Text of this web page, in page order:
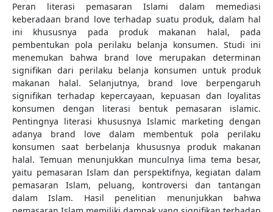
Peran literasi pemasaran Islami dalam memediasi
keberadaan brand love terhadap suatu produk, dalam hal
ini khususnya pada produk makanan halal, pada
pembentukan pola perilaku belanja konsumen. Studi ini
menemukan bahwa brand love merupakan determinan
signifikan dari perilaku belanja konsumen untuk produk
makanan halal. Selanjutnya, brand love berpengaruh
signifikan terhadap kepercayaan, kepuasan dan loyalitas
konsumen dengan literasi bentuk pemasaran islamic.
Pentingnya literasi khususnya Islamic marketing dengan
adanya brand love dalam membentuk pola perilaku
konsumen saat berbelanja khususnya produk makanan
halal. Temuan menunjukkan munculnya lima tema besar,
yaitu pemasaran Islam dan perspektifnya, kegiatan dalam
pemasaran Islam, peluang, kontroversi dan tantangan
dalam Islam. Hasil penelitian menunjukkan bahwa